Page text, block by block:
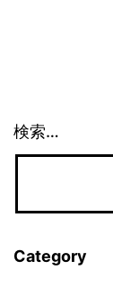
ジ
検索…
Category